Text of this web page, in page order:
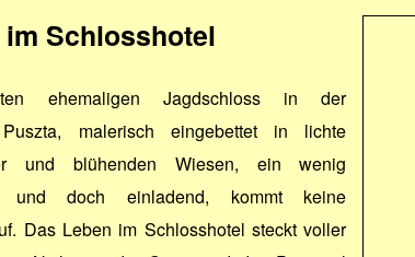
Schlosshotel
ehemaligen Jagdschloss in der
Puszta, malerisch eingebettet in lichte
und blühenden Wiesen, ein wenig
und doch einladend, kommt keine
Das Leben im Schlosshotel steckt voller